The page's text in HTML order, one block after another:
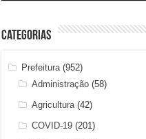
Categorias
Prefeitura (952)
Administração (58)
Agricultura (42)
COVID-19 (201)